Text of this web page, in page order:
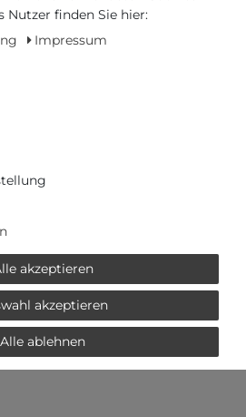
oder
Nutzer finden Sie hier:
Impressum
akzeptieren
akzeptieren
Alle ablehnen